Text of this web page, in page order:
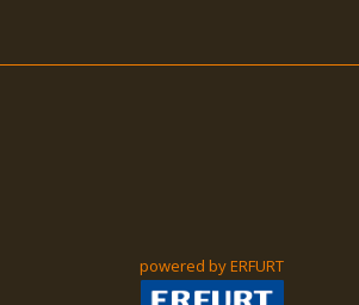
powered by ERFURT